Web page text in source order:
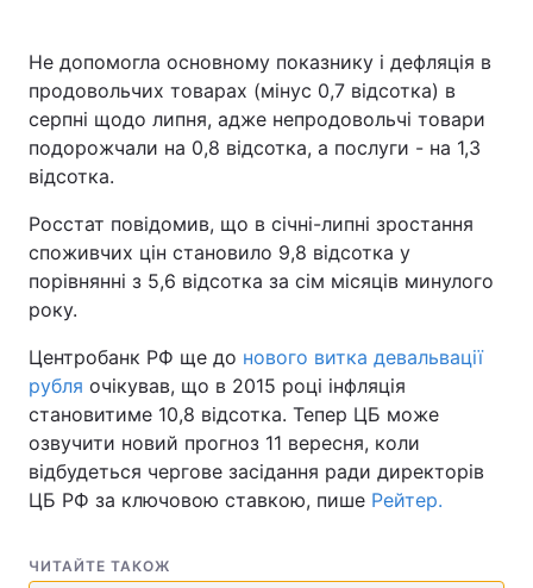
Не допомогла основному показнику і дефляція в
продовольчих товарах (мінус 0,7 відсотка) в
серпні щодо липня, адже непродовольчі товари
подорожчали на 0,8 відсотка, а послуги - на 1,3
відсотка.
Росстат повідомив, що в січні-липні зростання
споживчих цін становило 9,8 відсотка у
порівнянні з 5,6 відсотка за сім місяців минулого
року.
Центробанк РФ ще до нового витка девальвації
рубля очікував, що в 2015 році інфляція
становитиме 10,8 відсотка. Тепер ЦБ може
озвучити новий прогноз 11 вересня, коли
відбудеться чергове засідання ради директорів
ЦБ РФ за ключовою ставкою, пише Рейтер.
ЧИТАЙТЕ ТАКОЖ